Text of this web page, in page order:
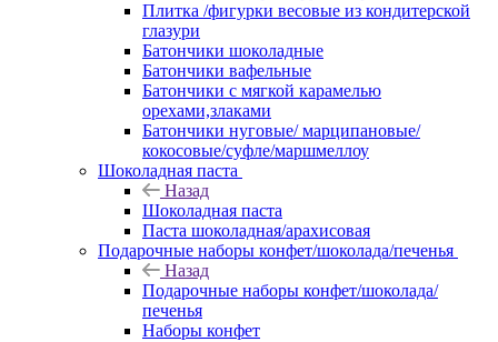
Плитка /фигурки весовые из кондитерской
глазури
Батончики шоколадные
Батончики вафельные
Батончики с мягкой карамелью
орехами,злаками
Батончики нуговые/ марципановые/
кокосовые/суфле/маршмеллоу
Шоколадная паста
Назад
Шоколадная паста
Паста шоколадная/арахисовая
Подарочные наборы конфет/шоколада/печенья
Назад
Подарочные наборы конфет/шоколада/
печенья
Наборы конфет